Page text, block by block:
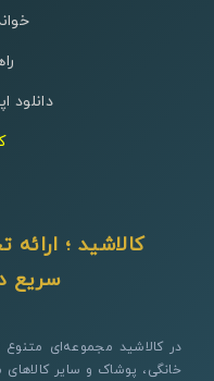
دانلود
کالاشید ؛
سریع
در کالاشید مجموعه‌ای متنوع
خانگی، پوشاک و سایر